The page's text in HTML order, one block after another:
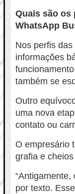
Quais são os
WhatsApp
Nos perfis
informações
também se
Outro
uma nova
contato ou
O empresário
grafia e
por texto.